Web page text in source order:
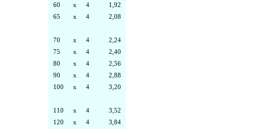
60
x 4
1,92
65
x 4 2,08
70 x 4
2,24
75
x 4
2,40
80
x 4
2,56
90
x 4
2,88
100
x 4 3,20
110 x 4
3,52
120
x 4
3,84